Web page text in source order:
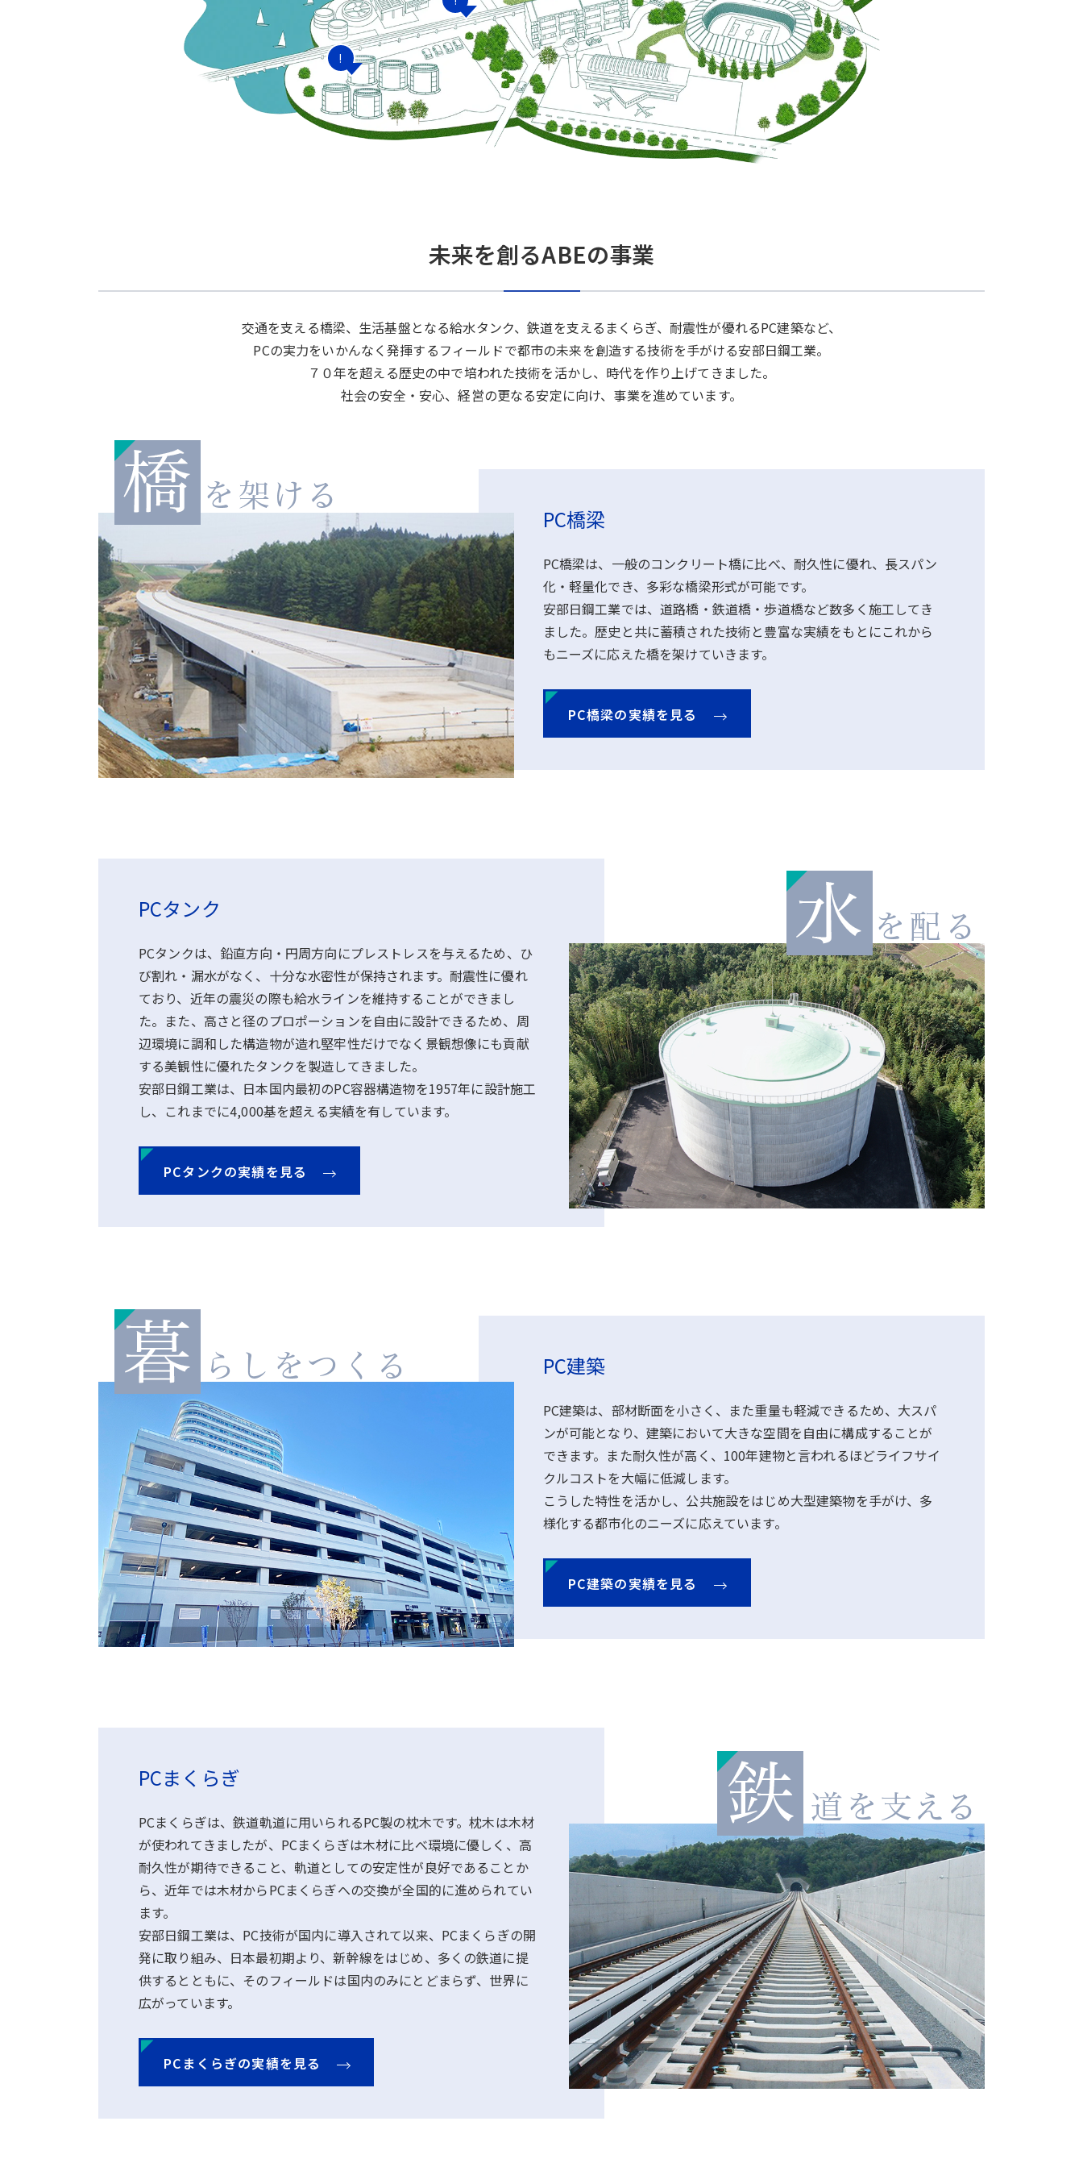
!
未来を創るABEの事業
交通を支える橋梁、生活基盤となる給水タンク、鉄道を支えるまくらぎ、耐震性が優れるPC建築など、
PCの実力をいかんなく発揮するフィールドで都市の未来を創造する技術を手がける安部日鋼工業。
７０年を超える歴史の中で培われた技術を活かし、時代を作り上げてきました。
社会の安全・安心、経営の更なる安定に向け、事業を進めています。
PC橋梁
PC橋梁は、一般のコンクリート橋に比べ、耐久性に優れ、長スパン
化・軽量化でき、多彩な橋梁形式が可能です。
安部日鋼工業では、道路橋・鉄道橋・歩道橋など数多く施工してき
ました。歴史と共に蓄積された技術と豊富な実績をもとにこれから
もニーズに応えた橋を架けていきます。
PC橋梁の実績を見る
PCタンク
PCタンクは、鉛直方向・円周方向にプレストレスを与えるため、ひ
び割れ・漏水がなく、十分な水密性が保持されます。耐震性に優れ
ており、近年の震災の際も給水ラインを維持することができまし
た。また、高さと径のプロポーションを自由に設計できるため、周
辺環境に調和した構造物が造れ堅牢性だけでなく景観想像にも貢献
する美観性に優れたタンクを製造してきました。
安部日鋼工業は、日本国内最初のPC容器構造物を1957年に設計施工
し、これまでに4,000基を超える実績を有しています。
PCタンクの実績を見る
PC建築
PC建築は、部材断面を小さく、また重量も軽減できるため、大スパ
ンが可能となり、建築において大きな空間を自由に構成することが
できます。また耐久性が高く、100年建物と言われるほどライフサイ
クルコストを大幅に低減します。
こうした特性を活かし、公共施設をはじめ大型建築物を手がけ、多
様化する都市化のニーズに応えています。
PC建築の実績を見る
PCまくらぎ
PCまくらぎは、鉄道軌道に用いられるPC製の枕木です。枕木は木材
が使われてきましたが、PCまくらぎは木材に比べ環境に優しく、高
耐久性が期待できること、軌道としての安定性が良好であることか
ら、近年では木材からPCまくらぎへの交換が全国的に進められてい
ます。
安部日鋼工業は、PC技術が国内に導入されて以来、PCまくらぎの開
発に取り組み、日本最初期より、新幹線をはじめ、多くの鉄道に提
供するとともに、そのフィールドは国内のみにとどまらず、世界に
広がっています。
PCまくらぎの実績を見る